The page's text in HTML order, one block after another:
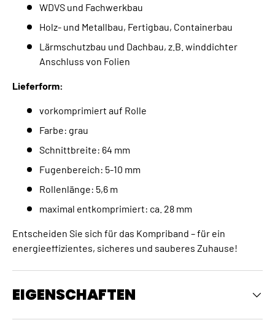
WDVS und Fachwerkbau
Holz- und Metallbau, Fertigbau, Containerbau
Lärmschutzbau und Dachbau, z.B. winddichter
Anschluss von Folien
Lieferform:
vorkomprimiert auf Rolle
Farbe: grau
Schnittbreite: 64 mm
Fugenbereich: 5-10 mm
Rollenlänge: 5,6 m
maximal entkomprimiert: ca. 28 mm
Entscheiden Sie sich für das Kompriband – für ein
energieeffizientes, sicheres und sauberes Zuhause!
EIGENSCHAFTEN